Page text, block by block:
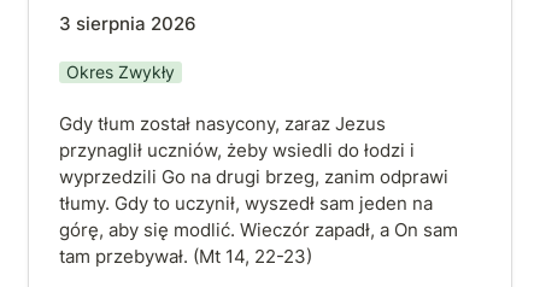
3 sierpnia 2026
Okres Zwykły
Gdy tłum został nasycony, zaraz Jezus
przynaglił uczniów, żeby wsiedli do łodzi i
wyprzedzili Go na drugi brzeg, zanim odprawi
tłumy. Gdy to uczynił, wyszedł sam jeden na
górę, aby się modlić. Wieczór zapadł, a On sam
tam przebywał. (Mt 14, 22-23)